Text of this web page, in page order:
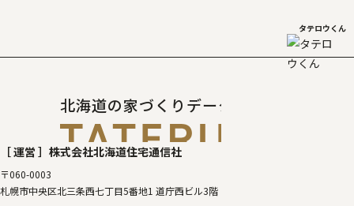
タテロウくん
北海道の家づくりデータベース
［ 運営 ］ 株式会社北海道住宅通信社
〒060-0003
札幌市中央区北三条西七丁目5番地1 道庁西ビル3階